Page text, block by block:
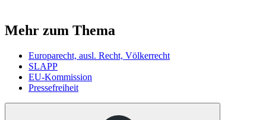
Mehr zum Thema
Europarecht, ausl. Recht, Völkerrecht
SLAPP
EU-Kommission
Pressefreiheit